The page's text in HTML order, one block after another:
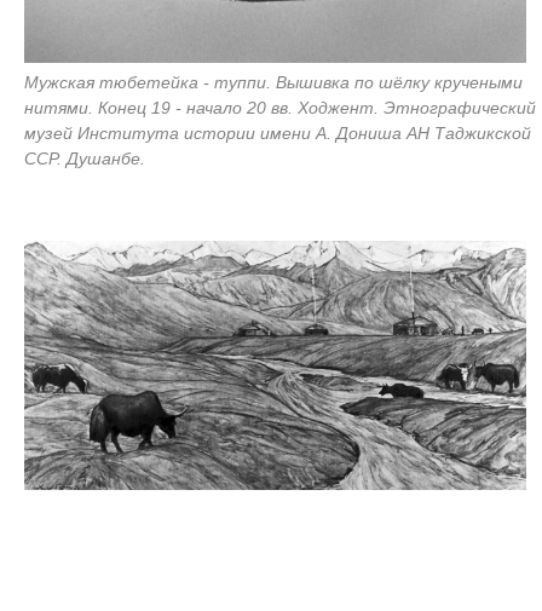
Мужская тюбетейка - туппи. Вышивка по шёлку кручеными
нитями. Конец 19 - начало 20 вв. Ходжент. Этнографический
музей Института истории имени А. Дониша АН Таджикской
ССР. Душанбе.